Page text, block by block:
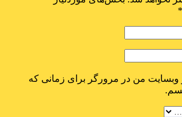
*
وبسایت من در مرورگر برای زمانی که